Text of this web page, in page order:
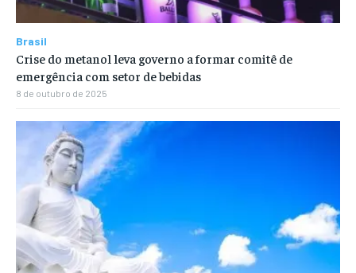
Brasil
Crise do metanol leva governo a formar comitê de
emergência com setor de bebidas
8 de outubro de 2025